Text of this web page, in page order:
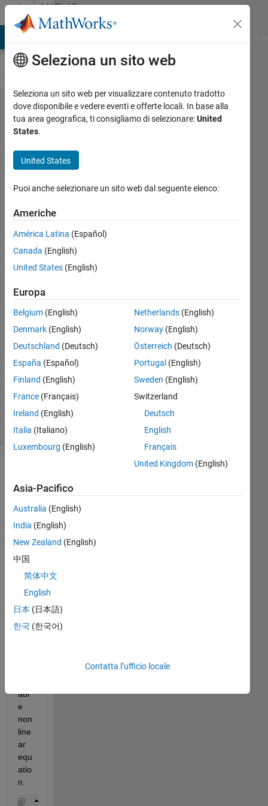
Vai al contenutoMATLAB
Answers
complex
root of
variable
equation
Kamal
9 Mar
2017
Risposte
accettata
Aggiornato
10 Mar
13
Visualizzazioni
(30 giorni)
I
solv
ing
the
owi
abl
e
non
line
ar
equ
atio
n.
Seleziona un sito web
Seleziona un sito web per visualizzare contenuto tradotto
dove disponibile e vedere eventi e offerte locali. In base alla
tua area geografica, ti consigliamo di selezionare:United
States.
United States
Puoi anche selezionare un sito web dal seguente elenco:
Americhe
América Latina (Español)
Canada (English)
United States (English)
Europa
Belgium (English)
Denmark (English)
Deutschland (Deutsch)
España (Español)
Finland (English)
France (Français)
Ireland (English)
Italia (Italiano)
Luxembourg (English)
Netherlands(English)
Norway(English)
Österreich (Deutsch)
Portugal (English)
Sweden (English)
Switzerland
Deutsch
English
Français
United Kingdom(English)
Asia-Pacifico
Australia (English)
India (English)
New Zealand (English)
中国
简体中文
English
日本 (日本語)
한국 (한국어)
Contatta l’ufficio locale